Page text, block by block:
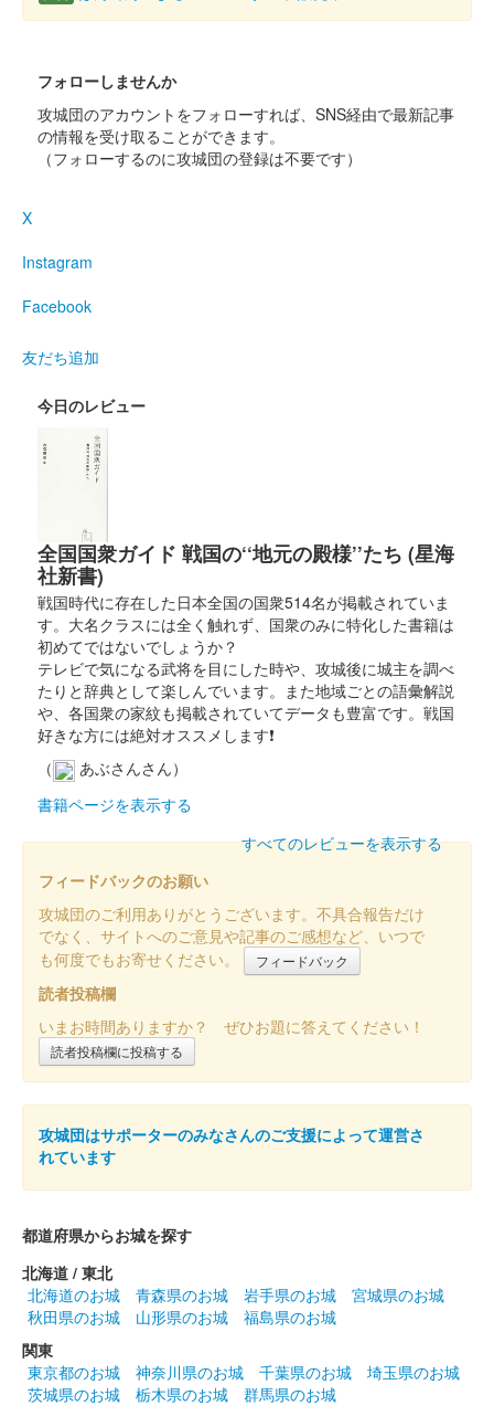
フォローしませんか
攻城団のアカウントをフォローすれば、SNS経由で最新記事
の情報を受け取ることができます。
（フォローするのに攻城団の登録は不要です）
X
Instagram
Facebook
友だち追加
今日のレビュー
全国国衆ガイド 戦国の‘‘地元の殿様’’たち (星海
社新書)
戦国時代に存在した日本全国の国衆514名が掲載されていま
す。大名クラスには全く触れず、国衆のみに特化した書籍は
初めてではないでしょうか？
テレビで気になる武将を目にした時や、攻城後に城主を調べ
たりと辞典として楽しんでいます。また地域ごとの語彙解説
や、各国衆の家紋も掲載されていてデータも豊富です。戦国
好きな方には絶対オススメします❗
（
あぶさんさん）
書籍ページを表示する
すべてのレビューを表示する
フィードバックのお願い
攻城団のご利用ありがとうございます。不具合報告だけ
でなく、サイトへのご意見や記事のご感想など、いつで
も何度でもお寄せください。
フィードバック
読者投稿欄
いまお時間ありますか？ ぜひお題に答えてください！
読者投稿欄に投稿する
攻城団はサポーターのみなさんのご支援によって運営さ
れています
都道府県からお城を探す
北海道 / 東北
北海道のお城
青森県のお城 岩手県のお城
宮城県のお城
秋田県のお城
山形県のお城
福島県のお城
関東
東京都のお城
神奈川県のお城 千葉県のお城
埼玉県のお城
茨城県のお城
栃木県のお城
群馬県のお城